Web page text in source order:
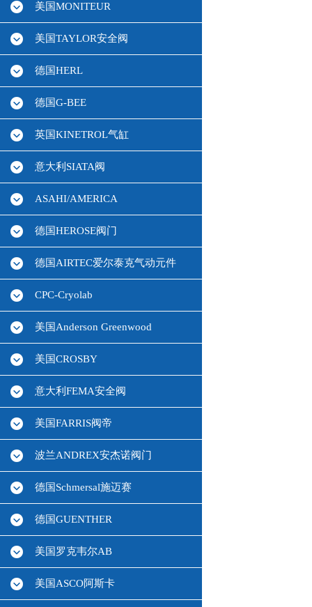
美国MONITEUR
美国TAYLOR安全阀
德国HERL
德国G-BEE
英国KINETROL气缸
意大利SIATA阀
ASAHI/AMERICA
德国HEROSE阀门
德国AIRTEC爱尔泰克气动元件
CPC-Cryolab
美国Anderson Greenwood
美国CROSBY
意大利FEMA安全阀
美国FARRIS阀帝
波兰ANDREX安杰诺阀门
德国Schmersal施迈赛
德国GUENTHER
美国罗克韦尔AB
美国ASCO阿斯卡